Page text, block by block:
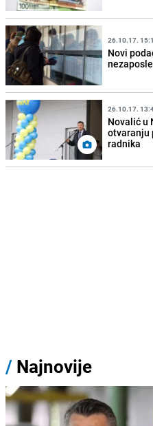
26.10.17.
Novi
26.10.17.
Novalić u
otvaranju
radnika
/ Najnovije